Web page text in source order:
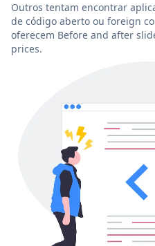
Outros tentam encontrar
de código aberto ou foreign
oferecem Before and after
prices.